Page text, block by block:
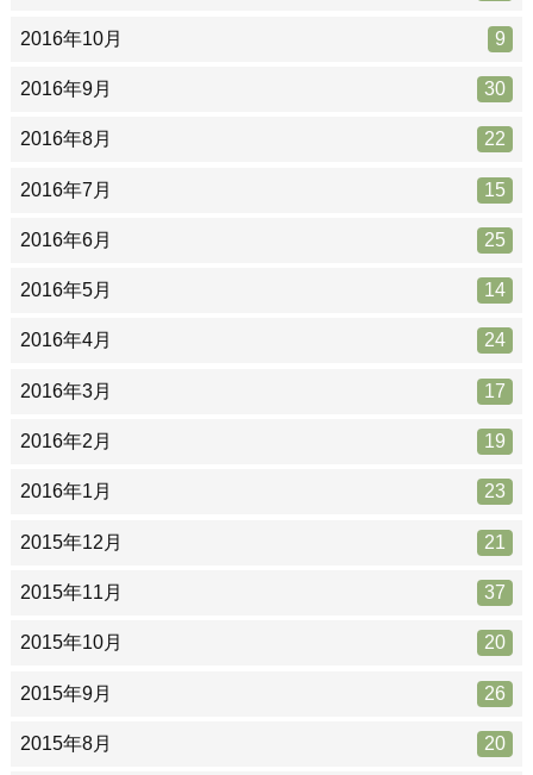
2016年10月 9
2016年9月 30
2016年8月 22
2016年7月 15
2016年6月 25
2016年5月 14
2016年4月 24
2016年3月 17
2016年2月 19
2016年1月 23
2015年12月 21
2015年11月 37
2015年10月 20
2015年9月 26
2015年8月 20